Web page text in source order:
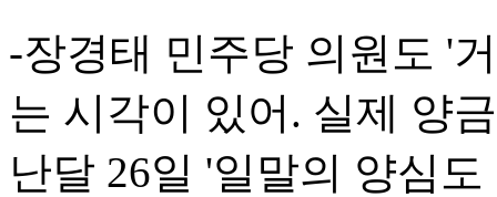
-장경태 민주당 의원도 '
는 시각이 있어. 실제 양
난달 26일 '일말의 양심